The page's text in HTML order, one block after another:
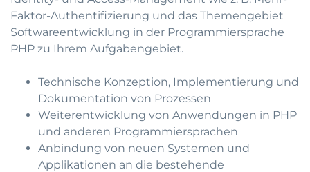
Faktor-Authentifizierung und das Themengebiet
Softwareentwicklung in der Programmiersprache
PHP zu Ihrem Aufgabengebiet.
Technische Konzeption, Implementierung und
Dokumentation von Prozessen
Weiterentwicklung von Anwendungen in PHP
und anderen Programmiersprachen
Anbindung von neuen Systemen und
Applikationen an die bestehende